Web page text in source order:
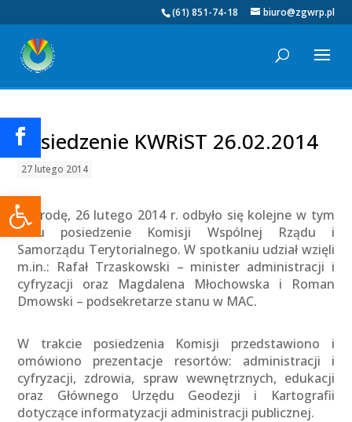
Otwórz pasek narzędzi
(61) 851-74-18 biuro@zgwrp.pl
Posiedzenie KWRiST 26.02.2014
27 lutego 2014
W środę, 26 lutego 2014 r. odbyło się kolejne w tym
roku posiedzenie Komisji Wspólnej Rządu i
Samorządu Terytorialnego. W spotkaniu udział wzięli
m.in.: Rafał Trzaskowski – minister administracji i
cyfryzacji oraz Magdalena Młochowska i Roman
Dmowski – podsekretarze stanu w MAC.
W trakcie posiedzenia Komisji przedstawiono i
omówiono prezentacje resortów: administracji i
cyfryzacji, zdrowia, spraw wewnętrznych, edukacji
oraz Głównego Urzędu Geodezji i Kartografii
dotyczące informatyzacji administracji publicznej.